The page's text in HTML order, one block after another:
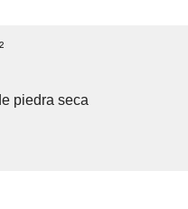
piedra seca